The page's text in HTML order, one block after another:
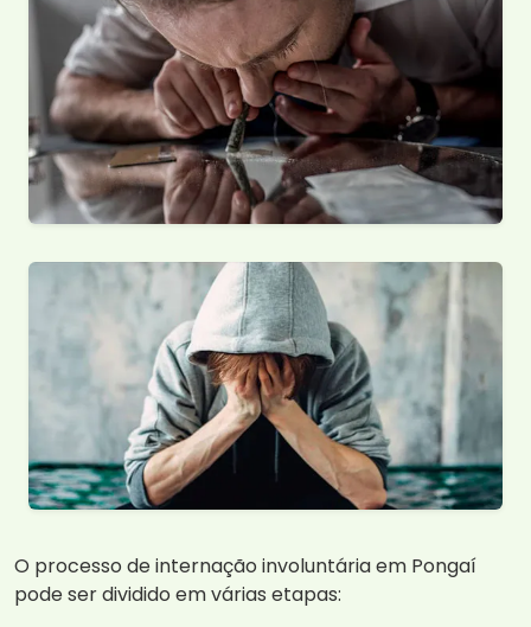
O processo de internação involuntária em Pongaí
pode ser dividido em várias etapas: